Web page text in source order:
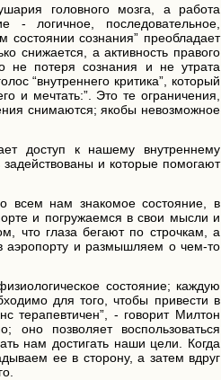
головного мозга, а работа
- логичное, последовательное,
состоянии сознания” преобладает
снижается, а активность правого
не потеря сознания и не утрата
“внутреннего критика”, который
и мечтать:”. Это те ограничения,
снимаются; якобы невозможное
доступ к нашему внутреннему
и которые помогают
всем нам знакомое состояние, в
и погружаемся в свои мысли и
что глаза бегают по строчкам, а
аэропорту и размышляем о чем-то
состояние; каждую
для того, чтобы привести в
терапевтичен”, - говорит Милтон
оно позволяет воспользоваться
нам достигать наши цели. Когда
ее в сторону, а затем вдруг